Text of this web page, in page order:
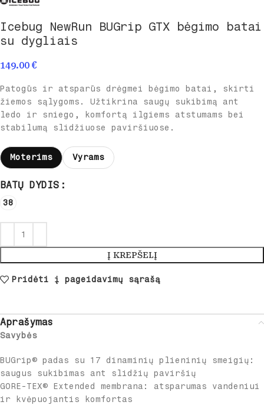
Icebug NewRun BUGrip GTX bėgimo batai
su dygliais
149.00€
Patogūs ir atsparūs drėgmei bėgimo batai, skirti
žiemos sąlygoms. Užtikrina saugų sukibimą ant
ledo ir sniego, komfortą ilgiems atstumams bei
stabilumą slidžiuose paviršiuose.
Moterims Vyrams
BATŲ DYDIS
38
Į KREPŠELĮ
Pridėti į pageidavimų sąrašą
Aprašymas
Savybės
BUGrip® padas su 17 dinaminių plieninių smeigių:
saugus sukibimas ant slidžių paviršių
GORE-TEX® Extended membrana: atsparumas vandeniui
ir kvėpuojantis komfortas